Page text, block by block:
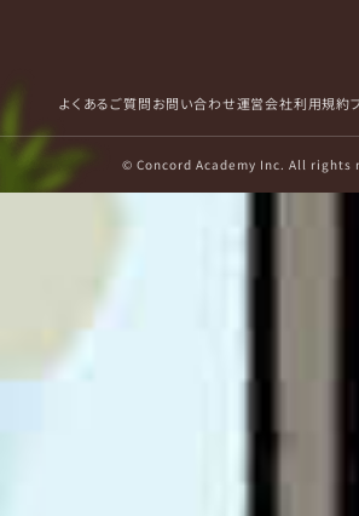
よくあるご質問お問い合わせ運営会社利用規約
© Concord Academy Inc. All rights